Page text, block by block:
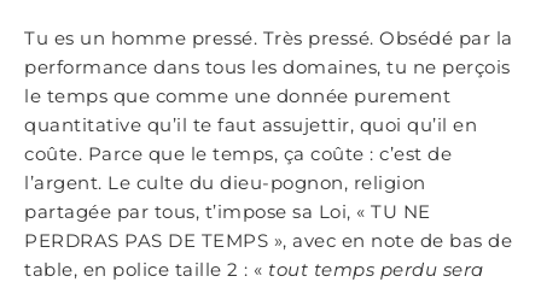
Tu es un homme pressé. Très pressé. Obsédé par la
performance dans tous les domaines, tu ne perçois
le temps que comme une donnée purement
quantitative qu’il te faut assujettir, quoi qu’il en
coûte. Parce que le temps, ça coûte : c’est de
l’argent. Le culte du dieu-pognon, religion
partagée par tous, t’impose sa Loi, « TU NE
PERDRAS PAS DE TEMPS », avec en note de bas de
table, en police taille 2 : « tout temps perdu sera